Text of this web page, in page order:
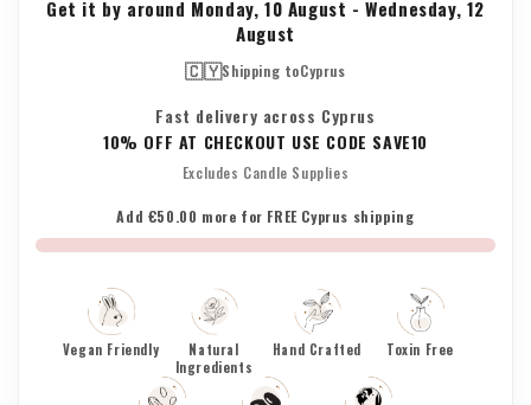
Get it by around Monday, 10 August -Wednesday, 12
August
🇨🇾Shipping toCyprus
Fast delivery across Cyprus
10% OFF AT CHECKOUT USE CODE SAVE10
Excludes Candle Supplies
Add €50.00 more for FREE Cyprus shipping
Vegan Friendly
Natural
Ingredients
Hand Crafted Toxin Free